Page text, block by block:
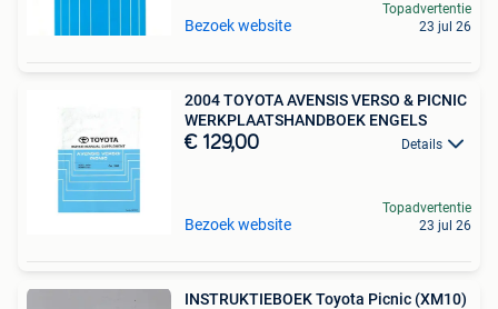
Bezoek website
Topadvertentie
23 jul 26
2004 TOYOTA AVENSIS VERSO & PICNIC
WERKPLAATSHANDBOEK ENGELS
€ 129,00 Details
Bezoek website
Topadvertentie
23 jul 26
INSTRUKTIEBOEK Toyota Picnic (XM10)